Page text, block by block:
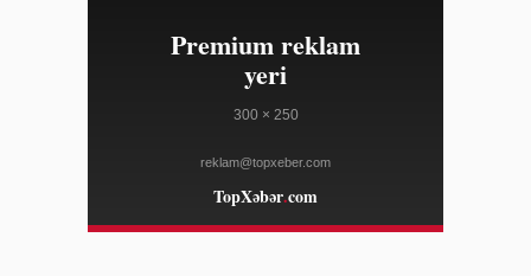
La Liqada 2026-2027 mövsümünün əsas məqamları
Türkiyə Aİ-nin viza azadlığı üçün altı meyarı yerinə
HÜRRIYET DAILY NEWS